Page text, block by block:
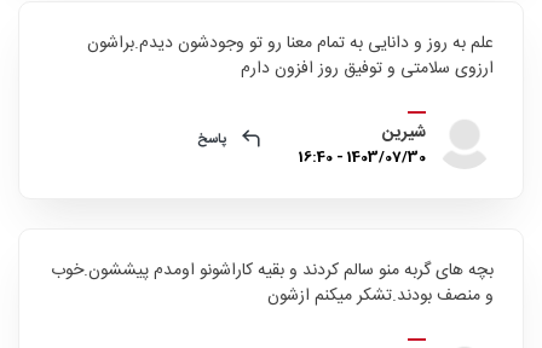
علم به روز و دانایی به تمام معنا رو تو وجودشون دیدم.براشون
ارزوی سلامتی و توفیق روز افزون دارم
شیرین
1403/07/30 - 16:40
پاسخ
بچه های گربه منو سالم کردند و بقیه کاراشونو اومدم پیششون.خوب
و منصف بودند.تشکر میکنم ازشون